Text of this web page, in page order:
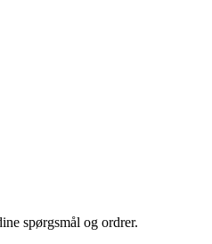
spørgsmål og ordrer.